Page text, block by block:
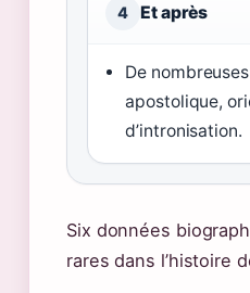
4 Et après
De
apostolique,
d’intronisation.
Six données
rares dans l’histoire